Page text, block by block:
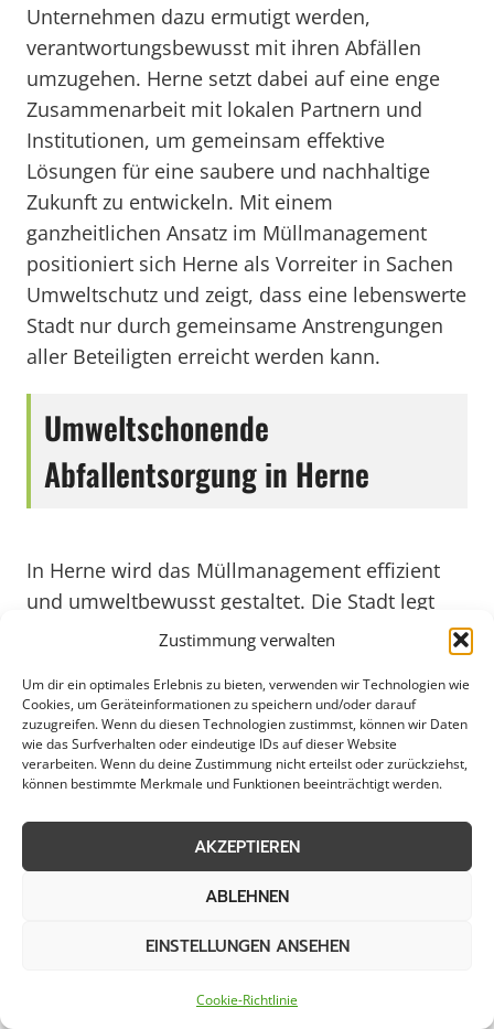
Zustimmung verwalten
Um dir ein optimales Erlebnis zu bieten, verwenden wir Technologien wie
Cookies, um Geräteinformationen zu speichern und/oder darauf
zuzugreifen. Wenn du diesen Technologien zustimmst, können wir Daten
wie das Surfverhalten oder eindeutige IDs auf dieser Website
verarbeiten. Wenn du deine Zustimmung nicht erteilst oder zurückziehst,
können bestimmte Merkmale und Funktionen beeinträchtigt werden.
AKZEPTIEREN
ABLEHNEN
EINSTELLUNGEN ANSEHEN
Cookie-Richtlinie
Unternehmen dazu ermutigt werden,
verantwortungsbewusst mit ihren Abfällen
umzugehen. Herne setzt dabei auf eine enge
Zusammenarbeit mit lokalen Partnern und
Institutionen, um gemeinsam effektive
Lösungen für eine saubere und nachhaltige
Zukunft zu entwickeln. Mit einem
ganzheitlichen Ansatz im Müllmanagement
positioniert sich Herne als Vorreiter in Sachen
Umweltschutz und zeigt, dass eine lebenswerte
Stadt nur durch gemeinsame Anstrengungen
aller Beteiligten erreicht werden kann.
Umweltschonende
Abfallentsorgung in Herne
In Herne wird das Müllmanagement effizient
und umweltbewusst gestaltet. Die Stadt legt
großen Wert auf nachhaltige
Unternehmen als auch für private Haushalte
optimal sind. Mit einem breiten Spektrum an
Dienstleistungen und Recyclingoptionen trägt
Herne aktiv zum Umweltschutz bei.
Bürgerinnen und Bürger haben die
Möglichkeit, Abfälle getrennt zu sammeln und
dadurch die Wiederverwertung von Rohstoffen
zu unterstützen. Durch gezielte
Aufklärungskampagnen wird das Bewusstsein
langfristig zu einer sauberen und lebenswerten